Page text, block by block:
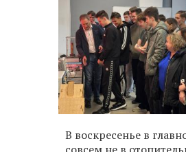
В воскресенье в